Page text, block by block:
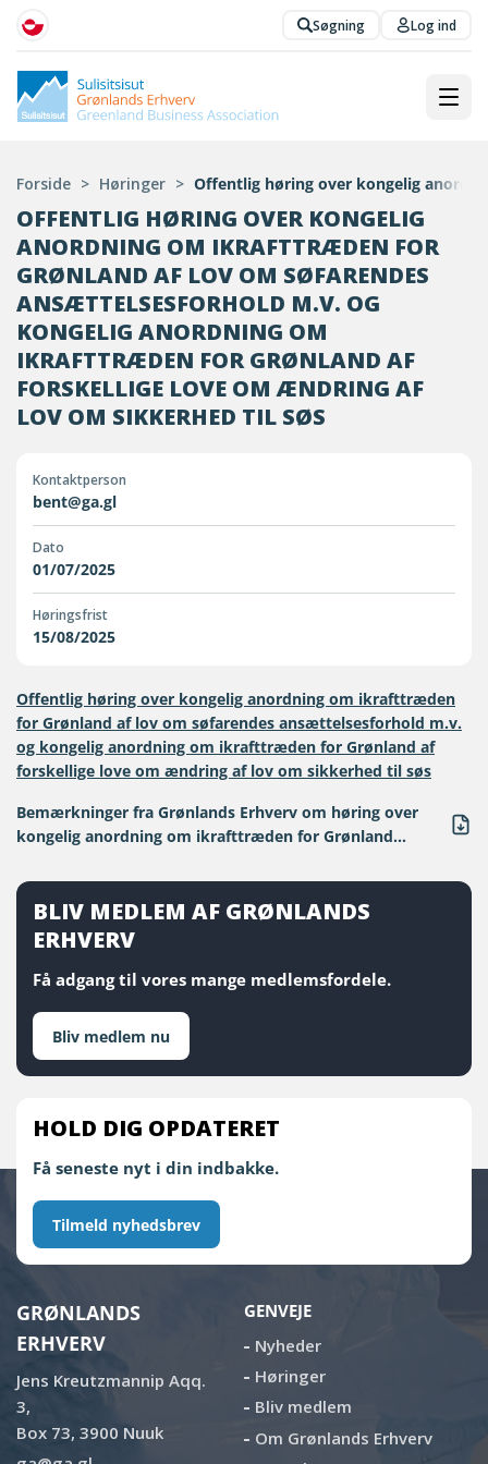
Søgning Log ind
Forside > Høringer > Offentlig høring over kongelig
OFFENTLIG HØRING OVER KONGELIG
ANORDNING OM IKRAFTTRÆDEN FOR
GRØNLAND AF LOV OM SØFARENDES
ANSÆTTELSESFORHOLD M.V. OG
KONGELIG ANORDNING OM
IKRAFTTRÆDEN FOR GRØNLAND AF
FORSKELLIGE LOVE OM ÆNDRING AF
LOV OM SIKKERHED TIL SØS
Kontaktperson
bent@ga.gl
Dato
01/07/2025
Høringsfrist
15/08/2025
Offentlig høring over kongelig anordning om ikrafttræden
for Grønland af lov om søfarendes ansættelsesforhold m.v.
og kongelig anordning om ikrafttræden for Grønland af
forskellige love om ændring af lov om sikkerhed til søs
Bemærkninger fra Grønlands Erhverv om høring over
kongelig anordning om ikrafttræden for Grønland...
BLIV MEDLEM AF GRØNLANDS
ERHVERV
Få adgang til vores mange medlemsfordele.
Bliv medlem nu
HOLD DIG OPDATERET
Få seneste nyt i din indbakke.
Tilmeld nyhedsbrev
GRØNLANDS
ERHVERV
Jens Kreutzmannip Aqq.
3,
Box 73, 3900 Nuuk
GENVEJE
Nyheder
Høringer
Bliv medlem
Om Grønlands Erhverv